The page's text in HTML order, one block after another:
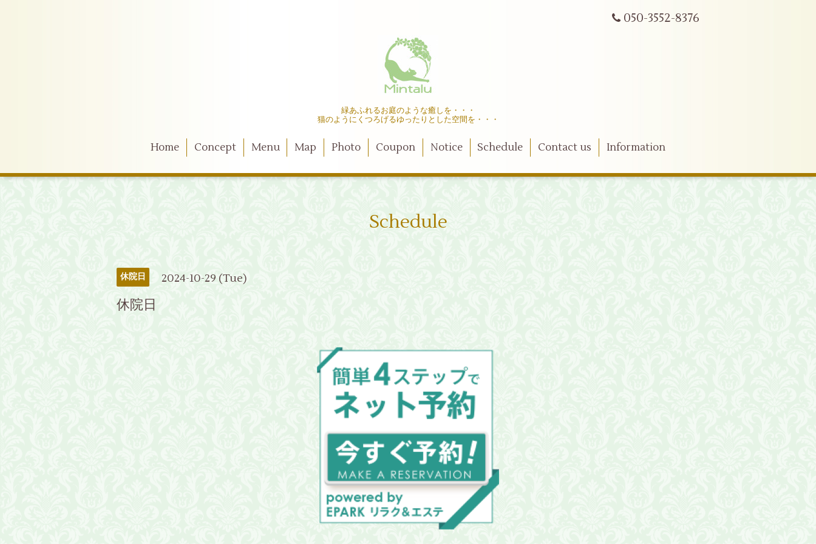
050-3552-8376
緑あふれるお庭のような癒しを・・・
猫のようにくつろげるゆったりとした空間を・・・
Home Concept Menu Map Photo Coupon Notice Schedule Contact us Information
Schedule
休院日 2024-10-29 (Tue)
休院日